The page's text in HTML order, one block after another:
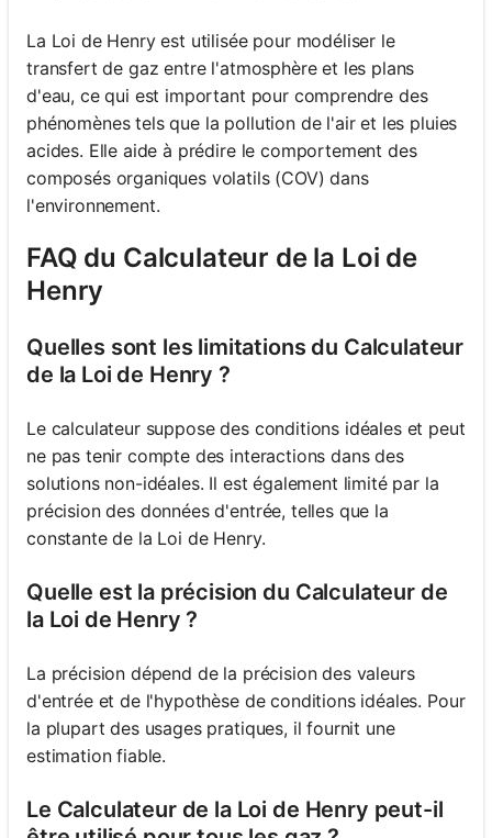
La Loi de Henry est utilisée pour modéliser le
transfert de gaz entre l'atmosphère et les plans
d'eau, ce qui est important pour comprendre des
phénomènes tels que la pollution de l'air et les pluies
acides. Elle aide à prédire le comportement des
composés organiques volatils (COV) dans
l'environnement.
FAQ du Calculateur de la Loi de
Henry
Quelles sont les limitations du Calculateur
de la Loi de Henry ?
Le calculateur suppose des conditions idéales et peut
ne pas tenir compte des interactions dans des
solutions non-idéales. Il est également limité par la
précision des données d'entrée, telles que la
constante de la Loi de Henry.
Quelle est la précision du Calculateur de
la Loi de Henry ?
La précision dépend de la précision des valeurs
d'entrée et de l'hypothèse de conditions idéales. Pour
la plupart des usages pratiques, il fournit une
estimation fiable.
Le Calculateur de la Loi de Henry peut-il